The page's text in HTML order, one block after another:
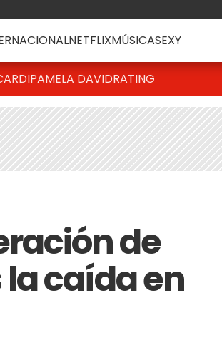
NETFLIXMÚSICASEXY
PAMELA DAVIDRATING
de
caída en